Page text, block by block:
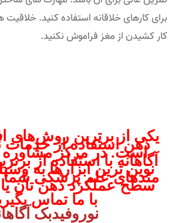
برای کارهای خلاقانه استفاده کنید. خلاقیت
کار کشیدن از مغز فراموش نکنید.
یکی از برترین روش‌های
ذهن استفاده از خدمات
است. در مرکز
آگاهانه با استفاده از
نوین ترین ابزارها به
متدهای علم پزشکی شما
سطح عملکرد ذهن تان
با ما تماس
نوروفیدبک